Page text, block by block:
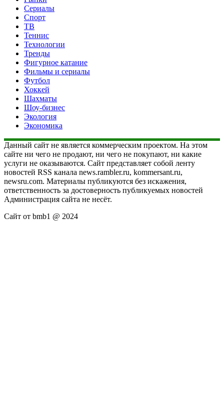
Сериалы
Спорт
ТВ
Теннис
Технологии
Тренды
Фигурное катание
Фильмы и сериалы
Футбол
Хоккей
Шахматы
Шоу-бизнес
Экология
Экономика
Данный сайт не является коммерческим проектом. На этом
сайте ни чего не продают, ни чего не покупают, ни какие
услуги не оказываются. Сайт представляет собой ленту
новостей RSS канала news.rambler.ru, kommersant.ru,
newsru.com. Материалы публикуются без искажения,
ответственность за достоверность публикуемых новостей
Администрация сайта не несёт.
Сайт от bmb1 @ 2024